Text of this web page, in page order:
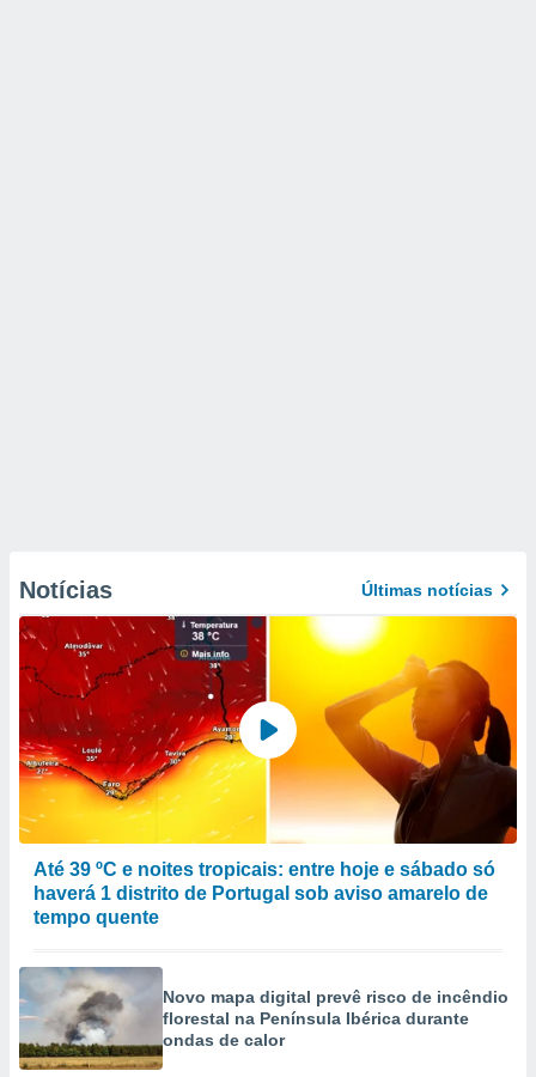
Notícias Últimas notícias
Até 39 ºC e noites tropicais: entre hoje e sábado só
haverá 1 distrito de Portugal sob aviso amarelo de
tempo quente
Novo mapa digital prevê risco de incêndio
florestal na Península Ibérica durante
ondas de calor